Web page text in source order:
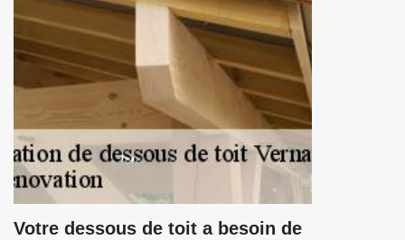
Votre dessous de toit a besoin de